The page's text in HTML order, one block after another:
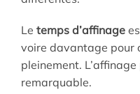
Le temps d’affinage
voire davantage pour
pleinement.
remarquable.